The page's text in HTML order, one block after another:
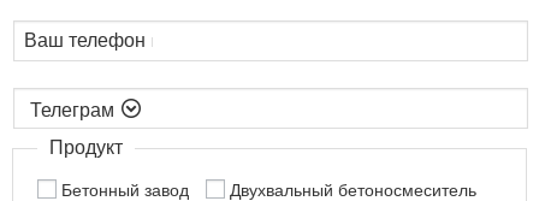
Ваш телефон

Продукт
Бетонный завод
Двухвальный бетоносмеситель